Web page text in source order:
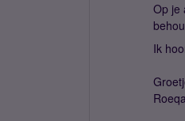
Op je
Ik